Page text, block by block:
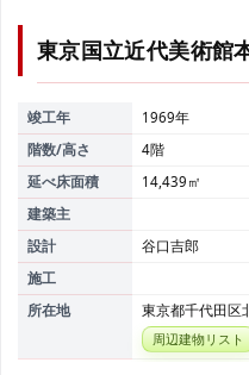
東京国立近代美術館
竣工年
1969年
階数/高さ
4階
延べ床面積
14,439㎡
建築主
設計
谷口吉郎
施工
所在地
東京都千代田区
周辺建物リスト